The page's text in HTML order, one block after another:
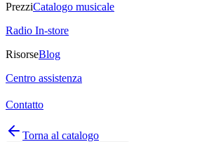
PrezziCatalogo musicale
Radio In-store
RisorseBlog
Centro assistenza
Contatto
Torna al catalogo